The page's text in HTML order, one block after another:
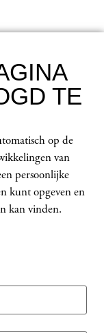
TE
op de
van
persoonlijke
kunt opgeven en
kan vinden.